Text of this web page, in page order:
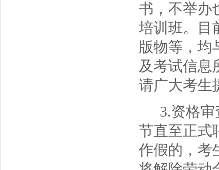
书，不举办
培训班。目
版物等，均
及考试信息
请广大考生
3.资格
节直至正式
作假的，考